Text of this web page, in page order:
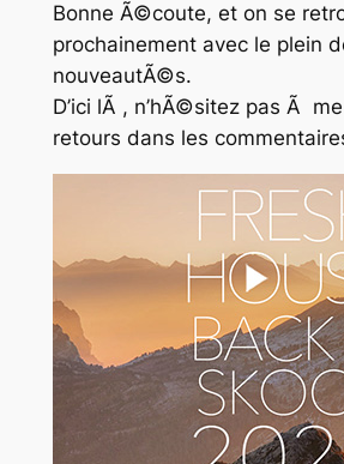
Bonne Ã©coute, et on se
prochainement avec le plein
nouveautÃ©s.
D’ici lÃ , n’hÃ©sitez pas Ã
retours dans les